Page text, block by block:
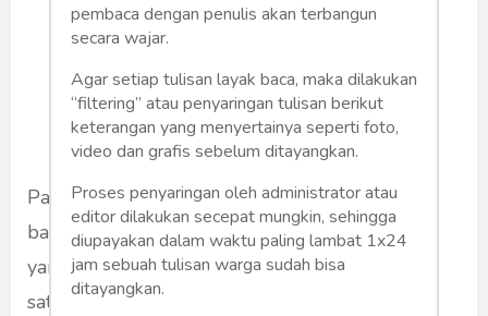
Pada saat itu, Republik Indonesia Serikat yang
baru terbentuk terdiri dari 16 negara bagian
yang dibentuk oleh pemerintah Belanda, salah
satunya Negara Pasundan.
pembaca dengan penulis akan terbangun
secara wajar.
Agar setiap tulisan layak baca, maka dilakukan
“filtering” atau penyaringan tulisan berikut
keterangan yang menyertainya seperti foto,
video dan grafis sebelum ditayangkan.
Proses penyaringan oleh administrator atau
editor dilakukan secepat mungkin, sehingga
diupayakan dalam waktu paling lambat 1x24
jam sebuah tulisan warga sudah bisa
ditayangkan.